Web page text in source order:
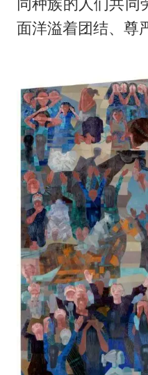
面洋溢着团结、尊